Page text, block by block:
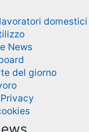
domestici
News
del giorno